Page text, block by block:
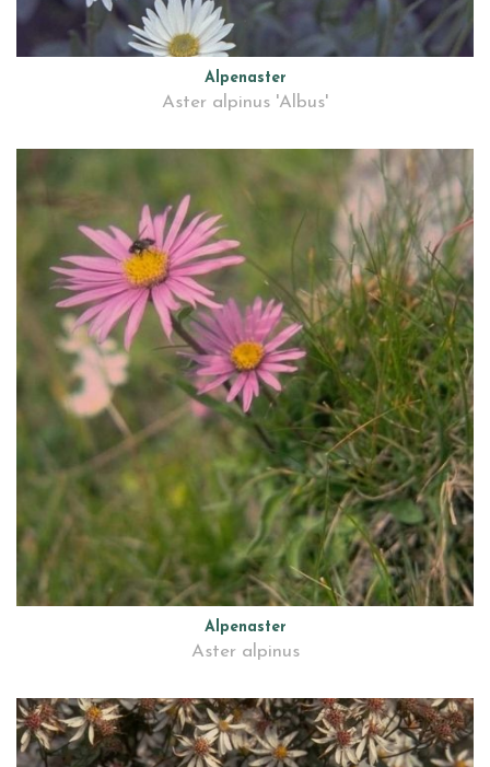
Alpenaster
Aster alpinus 'Albus'
Alpenaster
Aster alpinus